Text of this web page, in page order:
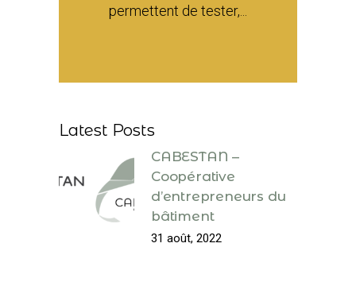
permettent de tester,...
Latest Posts
CABESTAN –
Coopérative
d’entrepreneurs du
bâtiment
31 août, 2022